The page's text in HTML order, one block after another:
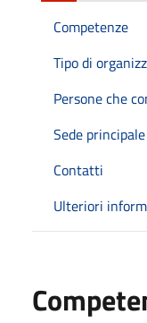
Competenze
Tipo di
Persone che
Sede principale
Contatti
Ulteriori